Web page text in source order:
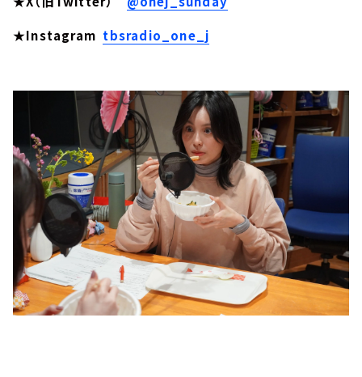
★Instagram tbsradio_one_j